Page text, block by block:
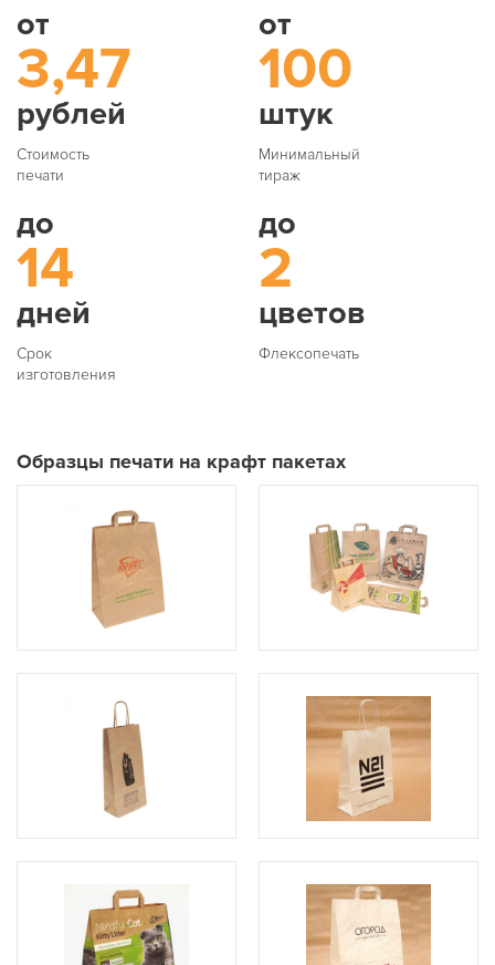
от
3,47
рублей
Стоимость
печати
от
100
штук
Минимальный
тираж
до
14
дней
Срок
изготовления
до
2
цветов
Флексопечать
Образцы печати на крафт пакетах